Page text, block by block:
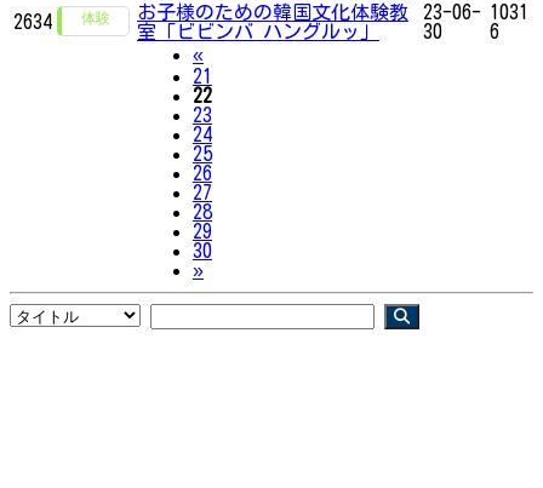
2634
お子様のための韓国文化体験教
室「ビビンバ ハングルッ」
23-06-
30
1031
6
«Previous
21
22
23
24
25
26
27
28
29
30
»Next